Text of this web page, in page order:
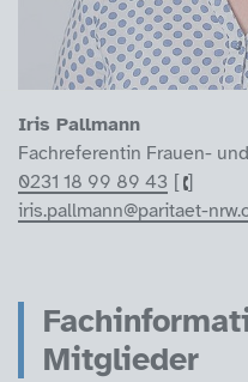
Iris Pallmann
Fachreferentin Frauen-
0231 18 99 89 43
iris.pallmann@paritaet-
Mitglieder